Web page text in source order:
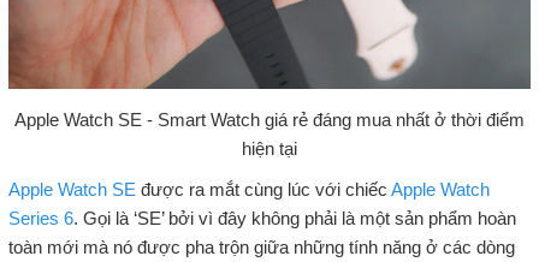
Apple Watch SE - Smart Watch giá rẻ đáng mua nhất ở thời điểm
hiện tại
Apple Watch SE được ra mắt cùng lúc với chiếc Apple Watch
Series 6. Gọi là ‘SE’ bởi vì đây không phải là một sản phẩm hoàn
toàn mới mà nó được pha trộn giữa những tính năng ở các dòng